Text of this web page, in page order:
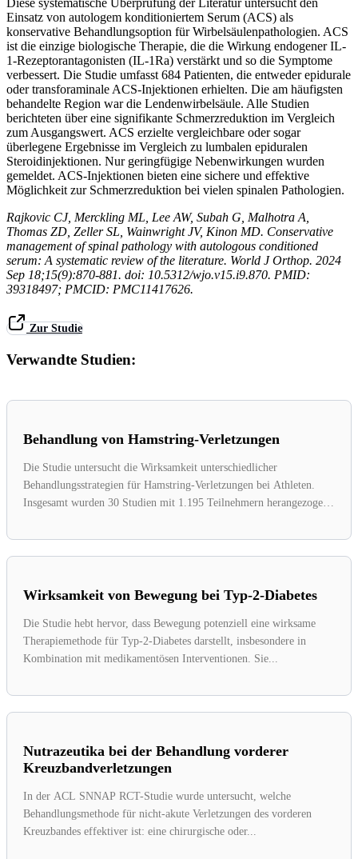
Diese systematische Überprüfung der Literatur untersucht den
Einsatz von autologem konditioniertem Serum (ACS) als
konservative Behandlungsoption für Wirbelsäulenpathologien. ACS
ist die einzige biologische Therapie, die die Wirkung endogener IL-
1-Rezeptorantagonisten (IL-1Ra) verstärkt und so die Symptome
verbessert. Die Studie umfasst 684 Patienten, die entweder epidurale
oder transforaminale ACS-Injektionen erhielten. Die am häufigsten
behandelte Region war die Lendenwirbelsäule. Alle Studien
berichteten über eine signifikante Schmerzreduktion im Vergleich
zum Ausgangswert. ACS erzielte vergleichbare oder sogar
überlegene Ergebnisse im Vergleich zu lumbalen epiduralen
Steroidinjektionen. Nur geringfügige Nebenwirkungen wurden
gemeldet. ACS-Injektionen bieten eine sichere und effektive
Möglichkeit zur Schmerzreduktion bei vielen spinalen Pathologien.
Rajkovic CJ, Merckling ML, Lee AW, Subah G, Malhotra A,
Thomas ZD, Zeller SL, Wainwright JV, Kinon MD. Conservative
management of spinal pathology with autologous conditioned
serum: A systematic review of the literature. World J Orthop. 2024
Sep 18;15(9):870-881. doi: 10.5312/wjo.v15.i9.870. PMID:
39318497; PMCID: PMC11417626.
Zur Studie
Verwandte Studien:
Behandlung von Hamstring-Verletzungen
Die Studie untersucht die Wirksamkeit unterschiedlicher
Behandlungsstrategien für Hamstring-Verletzungen bei Athleten.
Insgesamt wurden 30 Studien mit 1.195 Teilnehmern herangezogen,
Wirksamkeit von Bewegung bei Typ-2-Diabetes
Die Studie hebt hervor, dass Bewegung potenziell eine wirksame
Therapiemethode für Typ-2-Diabetes darstellt, insbesondere in
Kombination mit medikamentösen Interventionen. Sie...
Nutrazeutika bei der Behandlung vorderer
Kreuzbandverletzungen
In der ACL SNNAP RCT-Studie wurde untersucht, welche
Behandlungsmethode für nicht-akute Verletzungen des vorderen
Kreuzbandes effektiver ist: eine chirurgische oder...